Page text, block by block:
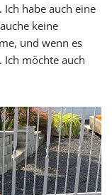
habe auch eine
keine
und wenn es
Ich möchte auch